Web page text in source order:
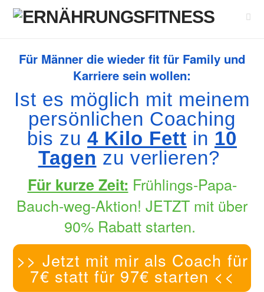
Für Männer die wieder fit für Family und
Karriere sein wollen:
Ist es möglich mit meinem
persönlichen Coaching
bis zu4 Kilo Fett in 10
Tagen zu verlieren?
Für kurze Zeit: Frühlings-Papa-
Bauch-weg-Aktion! JETZT mit über
90% Rabatt starten.
>> Jetzt mit mir als Coach für
7€ statt für 97€ starten <<